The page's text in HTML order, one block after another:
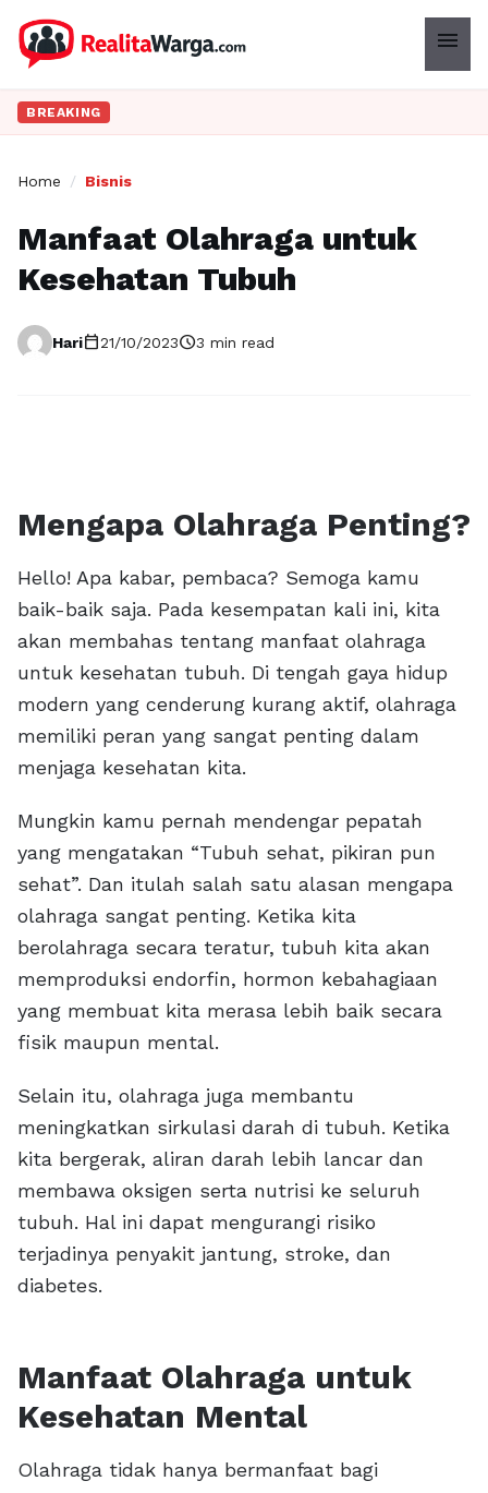
menu
BREAKING
Home / Bisnis
Manfaat Olahraga untuk
Kesehatan Tubuh
Haricalendar_today21/10/2023schedule3 min read
Mengapa Olahraga Penting?
Hello! Apa kabar, pembaca? Semoga kamu
baik-baik saja. Pada kesempatan kali ini, kita
akan membahas tentang manfaat olahraga
untuk kesehatan tubuh. Di tengah gaya hidup
modern yang cenderung kurang aktif, olahraga
memiliki peran yang sangat penting dalam
menjaga kesehatan kita.
Mungkin kamu pernah mendengar pepatah
yang mengatakan “Tubuh sehat, pikiran pun
sehat”. Dan itulah salah satu alasan mengapa
olahraga sangat penting. Ketika kita
berolahraga secara teratur, tubuh kita akan
memproduksi endorfin, hormon kebahagiaan
yang membuat kita merasa lebih baik secara
fisik maupun mental.
Selain itu, olahraga juga membantu
meningkatkan sirkulasi darah di tubuh. Ketika
kita bergerak, aliran darah lebih lancar dan
membawa oksigen serta nutrisi ke seluruh
tubuh. Hal ini dapat mengurangi risiko
terjadinya penyakit jantung, stroke, dan
diabetes.
Manfaat Olahraga untuk
Kesehatan Mental
Olahraga tidak hanya bermanfaat bagi